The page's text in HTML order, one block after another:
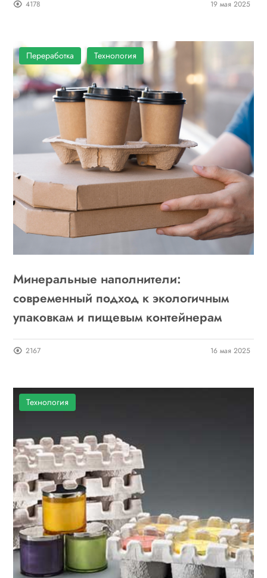
4178 19 мая 2025
Переработка Технология
Минеральные наполнители:
современный подход к экологичным
упаковкам и пищевым контейнерам
2167 16 мая 2025
Технология